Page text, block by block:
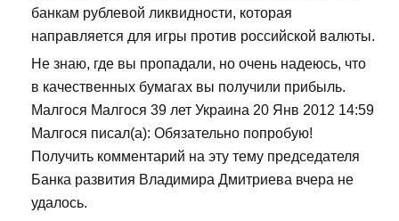
банкам рублевой ликвидности, которая
направляется для игры против российской валюты.
Не знаю, где вы пропадали, но очень надеюсь, что
в качественных бумагах вы получили прибыль.
Малгося Малгося 39 лет Украина 20 Янв 2012 14:59
Малгося писал(а): Обязательно попробую!
Получить комментарий на эту тему председателя
Банка развития Владимира Дмитриева вчера не
удалось.